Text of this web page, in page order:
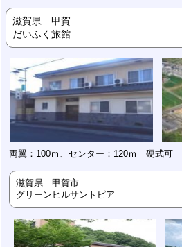
滋賀県 甲賀
だいふく旅館
両翼：100ｍ、センター：120ｍ 硬式可
滋賀県 甲賀市
グリーンヒルサントピア